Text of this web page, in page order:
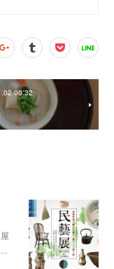
00:32